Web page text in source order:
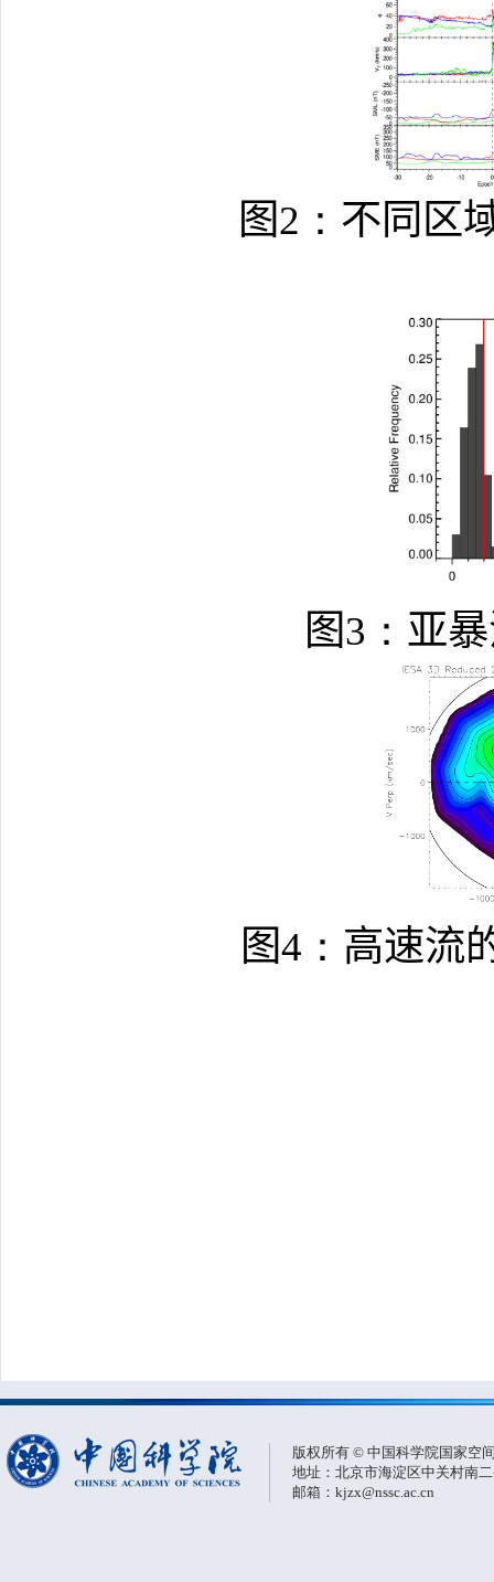
图2： 不同区
图3： 亚
图4： 高速流
版权所有 © 中国科学院国家空
地址：北京市海淀区中关村南
邮箱：kjzx@nssc.ac.cn